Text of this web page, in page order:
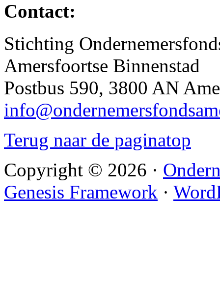
Contact:
Stichting
Amersfoortse Binnenstad
Postbus 590, 3800 AN
Terug naar de paginatop
Copyright © 2026 ·
Genesis Framework ·